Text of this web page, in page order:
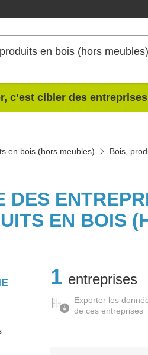
en bois (hors meubles)
c’est cibler des
en bois (hors meubles) Bois,
DES
EN BOIS
1 entreprises
Exporter les
de ces entreprises